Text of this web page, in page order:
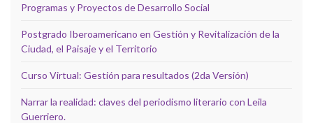
Programas y Proyectos de Desarrollo Social
Postgrado Iberoamericano en Gestión y Revitalización de la
Ciudad, el Paisaje y el Territorio
Curso Virtual: Gestión para resultados (2da Versión)
Narrar la realidad: claves del periodismo literario con Leila
Guerriero.